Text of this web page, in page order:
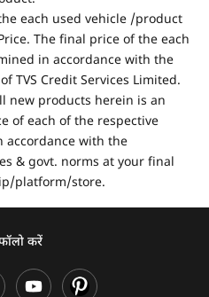
each used vehicle /product
The final price of the each
in accordance with the
TVS Credit Services Limited.
new products herein is an
of each of the respective
with the
& govt. norms at your final
platform/store.
करें